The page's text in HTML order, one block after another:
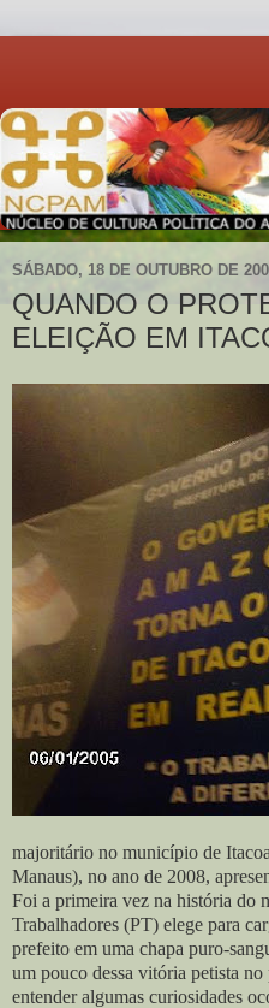
SÁBADO, 18 DE OUTUBRO DE
QUANDO O
ELEIÇÃO EM
majoritário no município de
Manaus), no ano de 2008,
Foi a primeira vez na história do
Trabalhadores (PT) elege para
prefeito em uma chapa puro-
um pouco dessa vitória petista
entender algumas curiosidades